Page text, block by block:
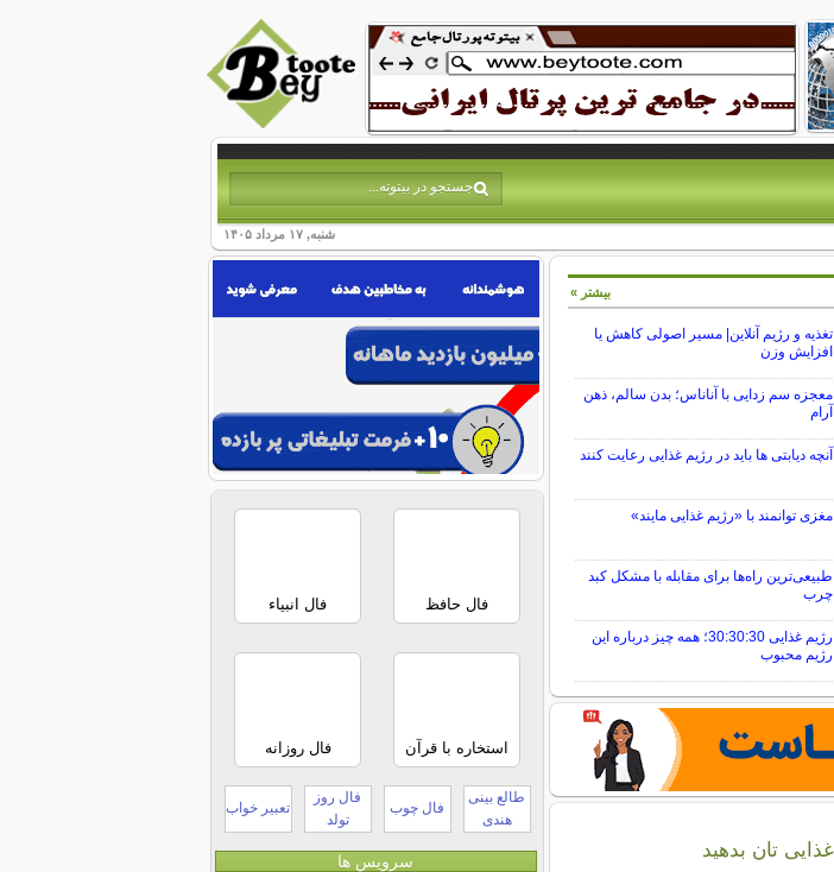
شنبه, ۱۷ مرداد ۱۴۰۵
تغذیه و رژیم آنلاین| مسیر اصولی کاهش یا
افزایش وزن
معجزه سم زدایی با آناناس؛ بدن سالم، ذهن
آرام
آنچه دیابتی ها باید در رژیم غذایی رعایت کنند
مغزی توانمند با «رژیم غذایی مایند»
طبیعی‌ترین راه‌ها برای مقابله با مشکل کبد
چرب
رژیم غذایی 30:30:30؛ همه چیز درباره این
رژیم محبوب
بیشتر »
فال حافظ فال انبیاء
استخاره با قرآن فال روزانه
طالع بینی
هندی
فال چوب
فال روز
تولد
تعبیر خواب
سرویس ها